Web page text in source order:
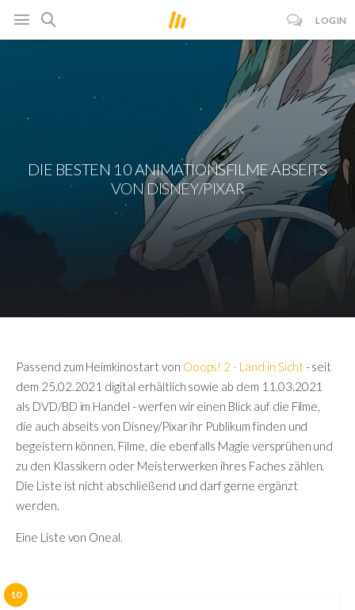
LOGIN
DIE BESTEN 10 ANIMATIONSFILME ABSEITS
VON DISNEY/PIXAR
Passend zum Heimkinostart von Ooops! 2 - Land in Sicht- seit
dem 25.02.2021 digital erhältlich sowie ab dem 11.03.2021
als DVD/BD im Handel - werfen wir einen Blick auf die Filme,
die auch abseits von Disney/Pixar ihr Publikum finden und
begeistern können. Filme, die ebenfalls Magie versprühen und
zu den Klassikern oder Meisterwerken ihres Faches zählen.
Die Liste ist nicht abschließend und darf gerne ergänzt
werden.
Eine Liste von Oneal.
10